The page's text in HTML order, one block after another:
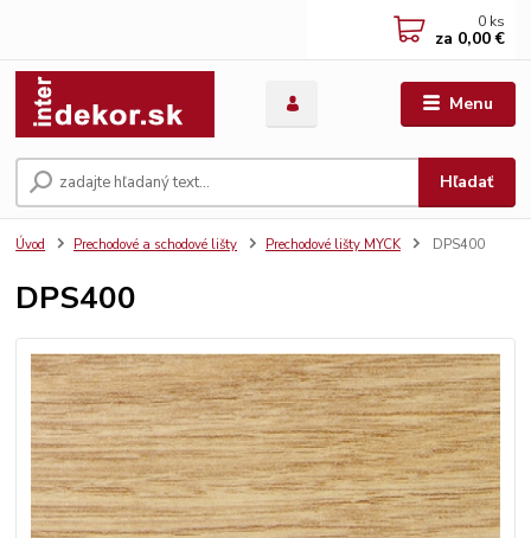
Menu
Hľadať
0 ks
za 0,00 €
Úvod Prechodové a schodové lišty Prechodové lišty MYCK DPS400
DPS400